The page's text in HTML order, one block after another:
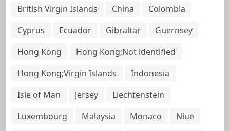
British Virgin Islands
China
Colombia
Cyprus
Ecuador Gibraltar
Guernsey
Hong Kong
Hong Kong;Not identified
Hong Kong;Virgin Islands
Indonesia
Isle of Man
Jersey
Liechtenstein
Luxembourg
Malaysia Monaco
Niue